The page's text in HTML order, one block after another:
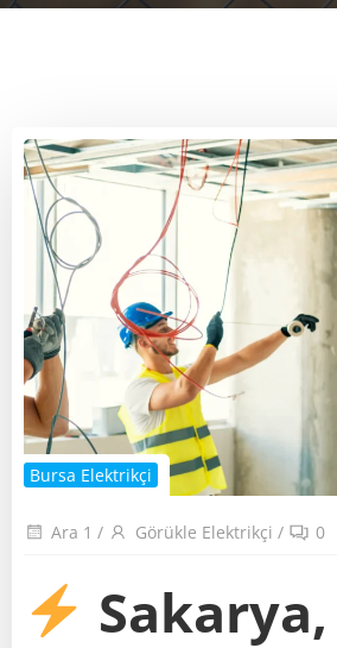
Bursa Elektrikçi
Ara 1 / Görükle Elektrikçi / 0
Sakarya,